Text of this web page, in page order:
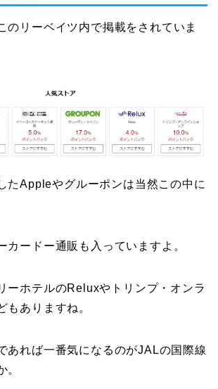
のリーベイツ内で掲載をされていま
たAppleやグルーポンは当然この中に
カードー通販も入っていますよ。
ーホテルのReluxやトリンプ・オンラ
もありますね。
あれば一番気になるのがJALの国際線
。